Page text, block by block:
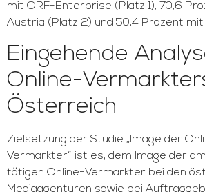
mit ORF-Enterprise (Platz 1), 70,6
Austria (Platz 2) und 50,4 Prozent mit
Eingehende
Online-
Österreich
Zielsetzung der Studie „Image der
Vermarkter“ ist es, dem Image der
tätigen Online-Vermarkter bei den
Mediaagenturen sowie bei